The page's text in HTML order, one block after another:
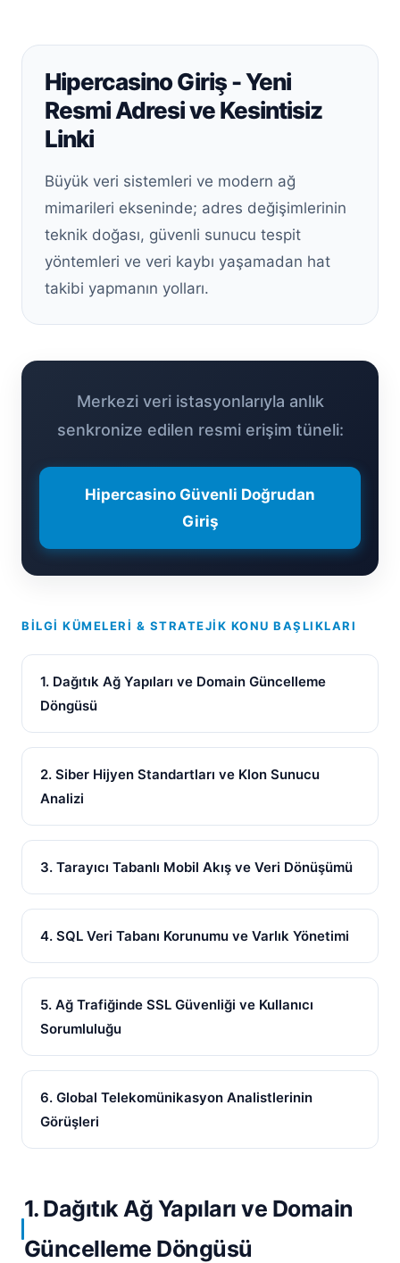
Hipercasino Giriş - Yeni
Resmi Adresi ve Kesintisiz
Linki
Büyük veri sistemleri ve modern ağ
mimarileri ekseninde; adres değişimlerinin
teknik doğası, güvenli sunucu tespit
yöntemleri ve veri kaybı yaşamadan hat
takibi yapmanın yolları.
Merkezi veri istasyonlarıyla anlık
senkronize edilen resmi erişim tüneli:
Hipercasino Güvenli Doğrudan
Giriş
BILGI KÜMELERI & STRATEJIK KONU BAŞLIKLARI
1. Dağıtık Ağ Yapıları ve Domain Güncelleme
Döngüsü
2. Siber Hijyen Standartları ve Klon Sunucu
Analizi
3. Tarayıcı Tabanlı Mobil Akış ve Veri Dönüşümü
4. SQL Veri Tabanı Korunumu ve Varlık Yönetimi
5. Ağ Trafiğinde SSL Güvenliği ve Kullanıcı
Sorumluluğu
6. Global Telekomünikasyon Analistlerinin
Görüşleri
1. Dağıtık Ağ Yapıları ve Domain
Güncelleme Döngüsü